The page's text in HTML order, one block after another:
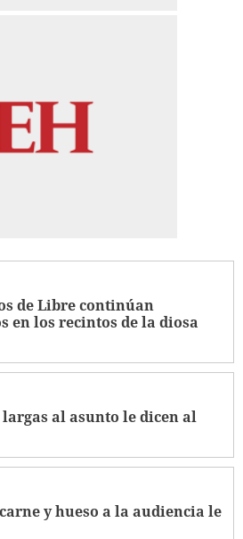
de Libre continúan
en los recintos de la diosa
al asunto le dicen al
y hueso a la audiencia le